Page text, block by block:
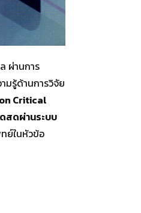
ผ่านการ
มรู้ด้านการวิจัย
Critical
สดผ่านระบบ
ย์ในหัวข้อ